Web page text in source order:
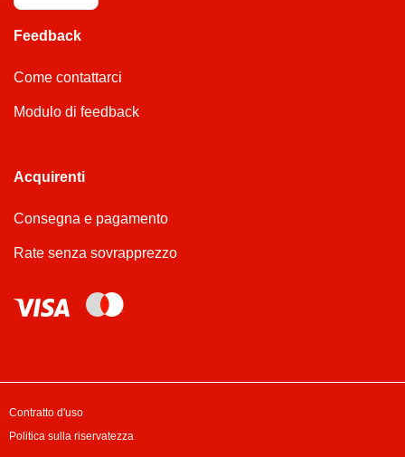
Feedback
Come contattarci
Modulo di feedback
Acquirenti
Consegna e pagamento
Rate senza sovrapprezzo
Contratto d'uso
Politica sulla riservatezza